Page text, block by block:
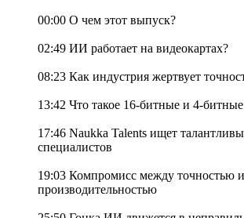
00:00 О чем этот выпуск?
02:49 ИИ работает на видеокартах?
08:23 Как индустрия жертвует
13:42 Что такое 16-битные и 4-
17:46 Naukka Talents ищет
специалистов
19:03 Компромисс между точностью и
производительностью